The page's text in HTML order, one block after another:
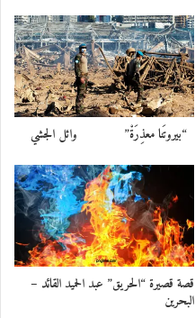
“بيروتَنا معذِرَةْ” وائل الجشي
قصة قصيرة “الحريق” عبد الحميد القائد –
البحرين